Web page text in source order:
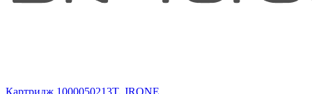
Картридж 1000050213T, JRONE